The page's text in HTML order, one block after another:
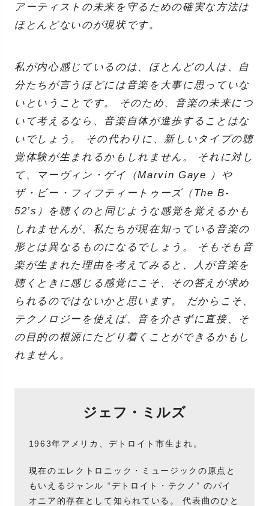
アーティストの未来を守るための確実な方法は
ほとんどないのが現状です。
私が内心感じているのは、ほとんどの人は、自
分たちが言うほどには音楽を大事に思っていな
いということです。 そのため、音楽の未来につ
いて考えるなら、音楽自体が進歩することはな
いでしょう。 その代わりに、新しいタイプの聴
覚体験が生まれるかもしれません。 それに対し
て、マーヴィン・ゲイ（Marvin Gaye ）や
ザ・ビー・フィフティートゥーズ（The B-
52’s）を聴くのと同じような感覚を覚えるかも
しれませんが、私たちが現在知っている音楽の
形とは異なるものになるでしょう。 そもそも音
楽が生まれた理由を考えてみると、人が音楽を
聴くときに感じる感覚にこそ、その答えが求め
られるのではないかと思います。 だからこそ、
テクノロジーを使えば、音を介さずに直接、そ
の目的の根源にたどり着くことができるかもし
れません。
ジェフ・ミルズ
1963年アメリカ、デトロイト市生まれ。
現在のエレクトロニック・ミュージックの原点と
もいえるジャンル “デトロイト・テクノ” のパイ
オニア的存在として知られている。 代表曲のひと